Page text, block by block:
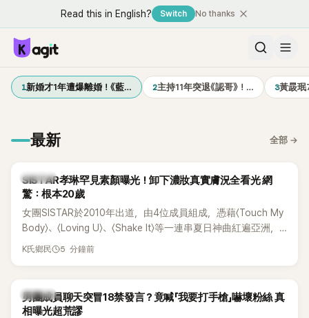
Read this in English? Switch No thanks
1新婚才1年遭爆離婚！《藍… 2主持11年突退《認哥》！… 3黃晸
最新 全部 →
K-POP
SISTAR孝琳罕見素顏曝光！卸下濃妝真實膚況全看光 網
驚：根本20歲
女團SISTAR於2010年出道，由4位成員組成，憑藉〈Touch My
Body〉、〈Loving U〉、〈Shake It〉等一連串夏日神曲紅遍亞洲，
獲封「夏日女王」。不過，團體在出道滿7年後宣布解散，成員各
不僅展現兩人多年不變的好交情，她幾乎素顏入鏡的真實模
樣，也意外掀起網友熱議。
K氏鄉民 5 分鐘前
K-POP
男團成員聊天突冒18禁發言？竟喊「我要打手槍」嚇壞粉絲 真
相曝光超荒謬